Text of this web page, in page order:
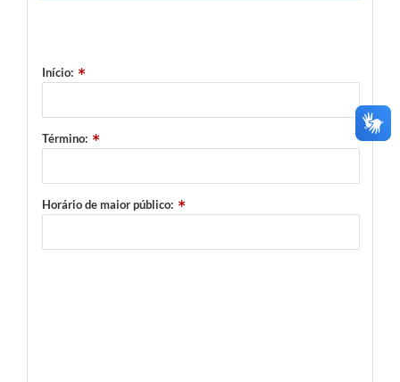
Início:
Término:
Horário de maior público: